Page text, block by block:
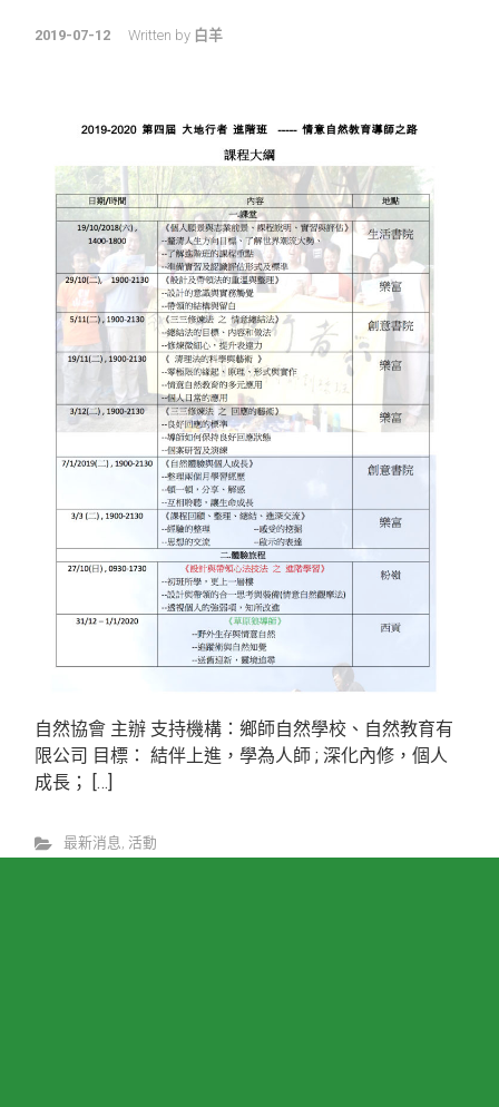
2019-07-12 Written by 白羊
自然協會 主辦 支持機構：鄉師自然學校、自然教育有
限公司 目標： 結伴上進，學為人師 ; 深化內修，個人
成長； […]
最新消息, 活動